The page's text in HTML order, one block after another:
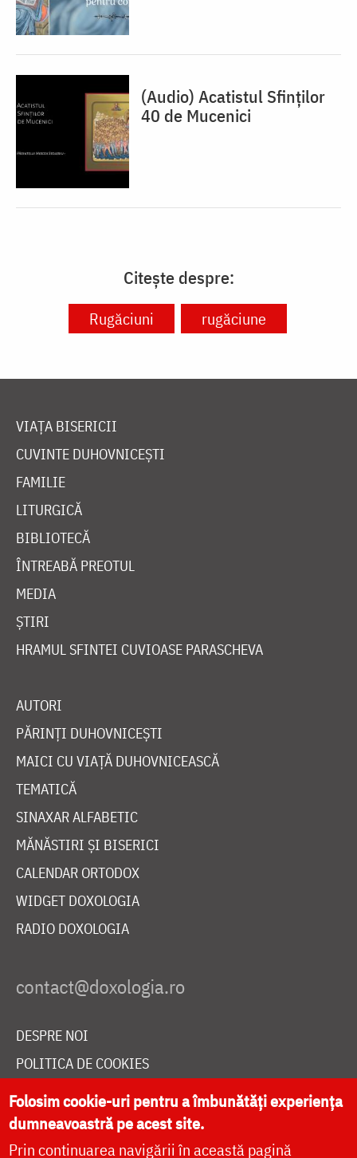
(Audio) Acatistul Sfinților
40 de Mucenici
Citește despre:
Rugăciuni rugăciune
VIAȚA BISERICII
CUVINTE DUHOVNICEȘTI
FAMILIE
LITURGICĂ
BIBLIOTECĂ
ÎNTREABĂ PREOTUL
MEDIA
ȘTIRI
HRAMUL SFINTEI CUVIOASE PARASCHEVA
AUTORI
PĂRINȚI DUHOVNICEȘTI
MAICI CU VIAȚĂ DUHOVNICEASCĂ
TEMATICĂ
SINAXAR ALFABETIC
MĂNĂSTIRI ȘI BISERICI
CALENDAR ORTODOX
WIDGET DOXOLOGIA
RADIO DOXOLOGIA
DESPRE NOI
POLITICA DE COOKIES
DONEAZĂ ONLINE PENTRU CATEDRALA NAȚIONALĂ
LIVE
Folosim cookie-uri pentru a îmbunătăți experiența
dumneavoastră pe acest site.
Prin continuarea navigării în această pagină